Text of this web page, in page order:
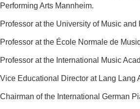
Performing Arts Mannheim.
Professor at the University of Music
Professor at the École Normale de
Professor at the International Music
Vice Educational Director at Lang Lang
Chairman of the International German